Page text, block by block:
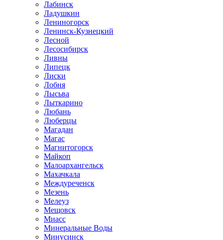
Лабинск
Ладушкин
Лениногорск
Ленинск-Кузнецкий
Лесной
Лесосибирск
Ливны
Липецк
Лиски
Лобня
Лысьва
Лыткарино
Любань
Люберцы
Магадан
Магас
Магнитогорск
Майкоп
Малоархангельск
Махачкала
Междуреченск
Мезень
Мелеуз
Мещовск
Миасс
Минеральные Воды
Минусинск